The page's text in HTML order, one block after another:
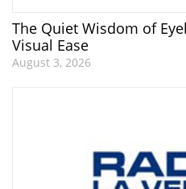
The Quiet Wisdom of
Visual Ease
August 3, 2026